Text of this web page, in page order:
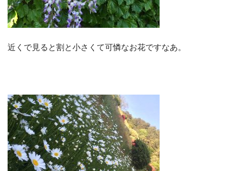
近くで見ると割と小さくて可憐なお花ですなあ。